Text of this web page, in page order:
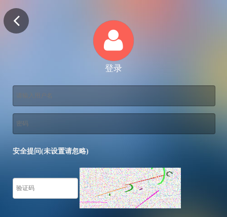
登录
安全提问(未设置请忽略)